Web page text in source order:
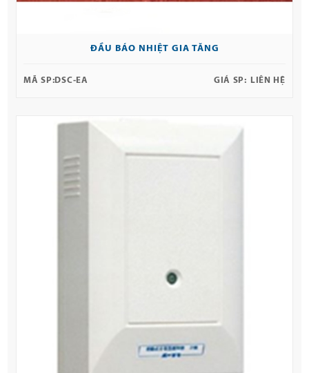
ĐẦU BÁO NHIỆT GIA TĂNG
MÃ SP: DSC-EA GIÁ SP: LIÊN HỆ